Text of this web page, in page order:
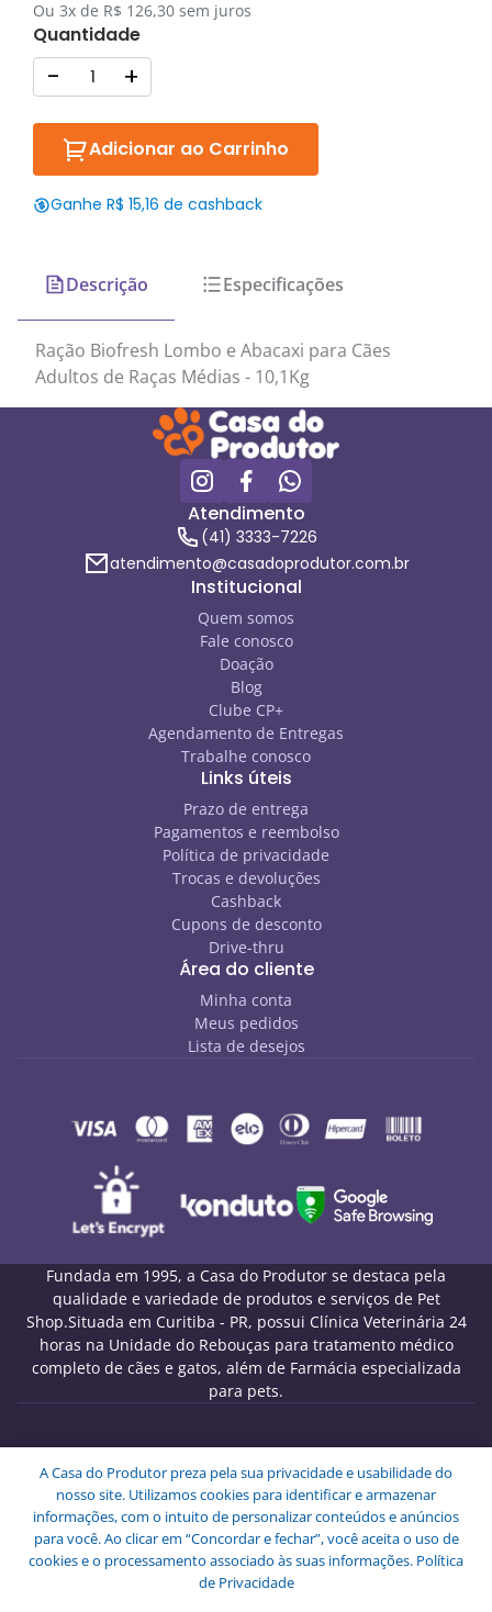
Ou 3x de R$ 126,30 sem juros
Quantidade
- +
Adicionar ao Carrinho
Ganhe R$ 15,16 de cashback
Descrição Especificações
Ração Biofresh Lombo e Abacaxi para Cães
Adultos de Raças Médias - 10,1Kg
Atendimento
(41) 3333-7226
atendimento@casadoprodutor.com.br
Institucional
Quem somos
Fale conosco
Doação
Blog
Clube CP+
Agendamento de Entregas
Trabalhe conosco
Links úteis
Prazo de entrega
Pagamentos e reembolso
Política de privacidade
Trocas e devoluções
Cashback
Cupons de desconto
Drive-thru
Área do cliente
Minha conta
Meus pedidos
Lista de desejos
Fundada em 1995, a Casa do Produtor se destaca pela
qualidade e variedade de produtos e serviços de Pet
Shop.Situada em Curitiba - PR, possui Clínica Veterinária 24
horas na Unidade do Rebouças para tratamento médico
completo de cães e gatos, além de Farmácia especializada
para pets.
09.439.591/0001-72
Endereço: Rua Engenheiros Rebouças, 1826 - Rebouças -
Curitiba - PR - CEP: 80230-040.
Copyright © Melo Pet Shop Comércio de Rações LTDA -
Todos os Direitos Reservados.
A Casa do Produtor preza pela sua privacidade e usabilidade do
nosso site. Utilizamos cookies para identificar e armazenar
informações, com o intuito de personalizar conteúdos e anúncios
para você. Ao clicar em “Concordar e fechar”, você aceita o uso de
cookies e o processamento associado às suas informações. Política
de Privacidade